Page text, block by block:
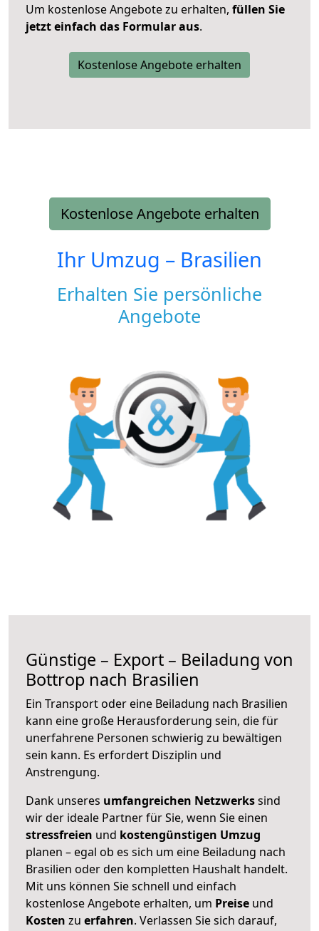
Um kostenlose Angebote zu erhalten, füllen Sie
jetzt einfach das Formular aus.
Kostenlose Angebote erhalten
Kostenlose Angebote erhalten
Ihr Umzug – Brasilien
Erhalten Sie persönliche
Angebote
Günstige – Export – Beiladung von
Bottrop nach Brasilien
Ein Transport oder eine Beiladung nach Brasilien
kann eine große Herausforderung sein, die für
unerfahrene Personen schwierig zu bewältigen
sein kann. Es erfordert Disziplin und
Anstrengung.
Dank unseres umfangreichen Netzwerkssind
wir der ideale Partner für Sie, wenn Sie einen
stressfreien und kostengünstigen Umzug
planen – egal ob es sich um eine Beiladung nach
Brasilien oder den kompletten Haushalt handelt.
Mit uns können Sie schnell und einfach
kostenlose Angebote erhalten, um Preise und
Kosten zu erfahren. Verlassen Sie sich darauf,